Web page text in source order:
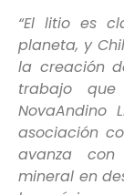
“El litio es
planeta, y
la creación
trabajo
asociación
avanza
mineral en